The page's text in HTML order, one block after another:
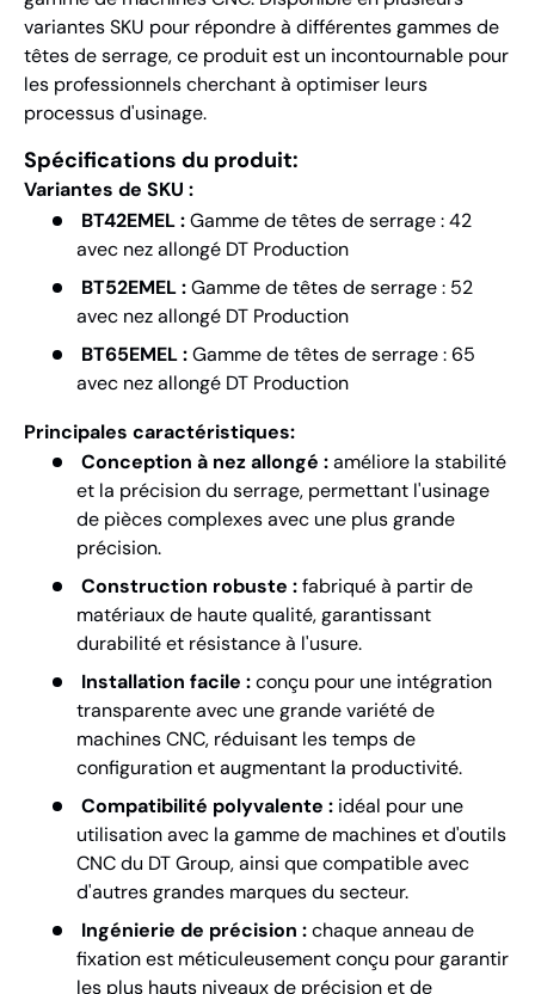
variantes SKU pour répondre à différentes gammes de
têtes de serrage, ce produit est un incontournable pour
les professionnels cherchant à optimiser leurs
processus d'usinage.
Spécifications du produit:
Variantes de SKU :
BT42EMEL :Gamme de têtes de serrage : 42
avec nez allongé DT Production
BT52EMEL :Gamme de têtes de serrage : 52
avec nez allongé DT Production
BT65EMEL :Gamme de têtes de serrage : 65
avec nez allongé DT Production
Principales caractéristiques:
Conception à nez allongé :améliore la stabilité
et la précision du serrage, permettant l'usinage
de pièces complexes avec une plus grande
précision.
Construction robuste :fabriqué à partir de
matériaux de haute qualité, garantissant
durabilité et résistance à l'usure.
Installation facile :conçu pour une intégration
transparente avec une grande variété de
machines CNC, réduisant les temps de
configuration et augmentant la productivité.
Compatibilité polyvalente : idéal pour une
utilisation avec la gamme de machines et d'outils
CNC du DT Group, ainsi que compatible avec
d'autres grandes marques du secteur.
Ingénierie de précision :chaque anneau de
fixation est méticuleusement conçu pour garantir
les plus hauts niveaux de précision et de